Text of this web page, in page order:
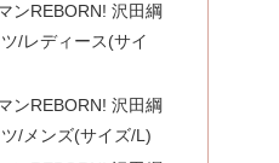
ンREBORN! 沢田綱
/レディース(サイ
ンREBORN! 沢田綱
/メンズ(サイズ/L)